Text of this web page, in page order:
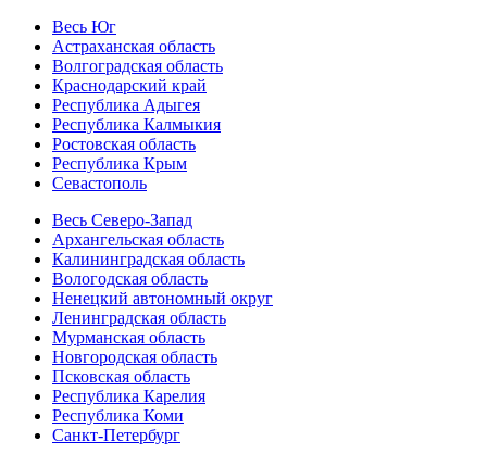
Весь Юг
Астраханская область
Волгоградская область
Краснодарский край
Республика Адыгея
Республика Калмыкия
Ростовская область
Республика Крым
Севастополь
Весь Северо-Запад
Архангельская область
Калининградская область
Вологодская область
Ненецкий автономный округ
Ленинградская область
Мурманская область
Новгородская область
Псковская область
Республика Карелия
Республика Коми
Санкт-Петербург